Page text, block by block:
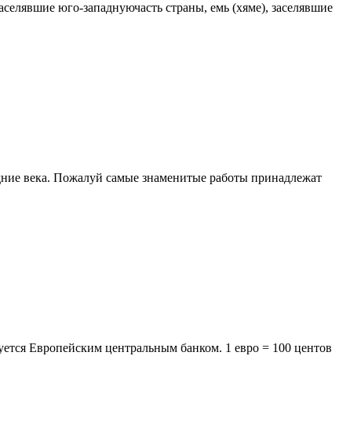
юго-западнуючасть страны, емь (хяме), заселявшие
века. Пожалуй самые знаменитые работы принадлежат
Европейским центральным банком. 1 евро = 100 центов